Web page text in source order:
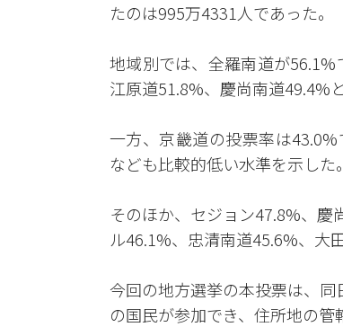
たのは995万4331人であった。
地域別では、全羅南道が56.1%
江原道51.8%、慶尚南道49.4%と
一方、京畿道の投票率は
なども比較的低い水準を示した。
そのほか、セジョン47.8%、
ル46.1%、忠清南道45.6%、大
今回の地方選挙の本投票は、
の国民が参加でき、住所地の管